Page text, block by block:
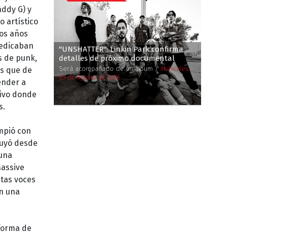
G) y
artístico
años
de punk,
que de
a
donde
con
desde
voces
una
de
''UNSHATTER'': Linkin Park confirma
detalles de próximo documental
Será acompañado de un álbum /Miércoles,
05 de Agosto de 2026